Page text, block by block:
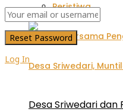
Peristiwa
Desa Sriwedari dan
Log In